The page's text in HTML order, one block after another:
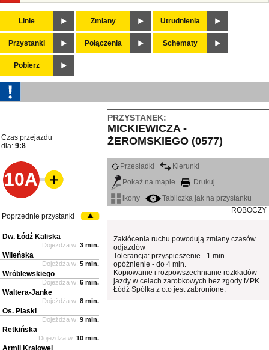
Linie Zmiany Utrudnienia
Przystanki Połączenia Schematy
Pobierz
PRZYSTANEK:
MICKIEWICZA -
ŻEROMSKIEGO (0577)
Czas przejazdu
dla: 9:8
10A
Przesiadki
Kierunki
Pokaż na mapie
Drukuj
ikony
Tabliczka jak na przystanku
ROBOCZY
Zakłócenia ruchu powodują zmiany czasów
odjazdów
Tolerancja: przyspieszenie - 1 min.
opóźnienie - do 4 min.
Kopiowanie i rozpowszechnianie rozkładów
jazdy w celach zarobkowych bez zgody MPK
Łódź Spółka z o.o jest zabronione.
Poprzednie przystanki
Dw. Łódź Kaliska
Dojeżdża w: 3 min.
Wileńska
Dojeżdża w: 5 min.
Wróblewskiego
Dojeżdża w: 6 min.
Waltera-Janke
Dojeżdża w: 8 min.
Os. Piaski
Dojeżdża w: 9 min.
Retkińska
Dojeżdża w: 10 min.
Armii Krajowej